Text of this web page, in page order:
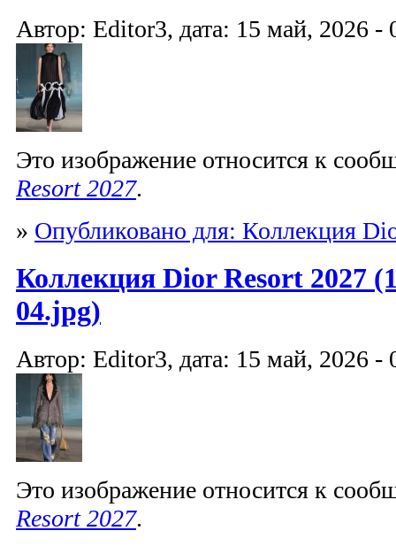
Автор: Editor3, дата: 15 май, 2026 -
Это изображение относится к
Resort 2027.
» Опубликовано для: Коллекция
Коллекция Dior Resort 2027
04.jpg)
Автор: Editor3, дата: 15 май, 2026 -
Это изображение относится к
Resort 2027.